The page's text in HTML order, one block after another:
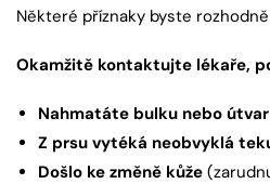
Některé příznaky byste
Okamžitě kontaktujte lékaře,
Nahmatáte bulku nebo útvar
Z prsu vytéká neobvyklá
Došlo ke změně kůže